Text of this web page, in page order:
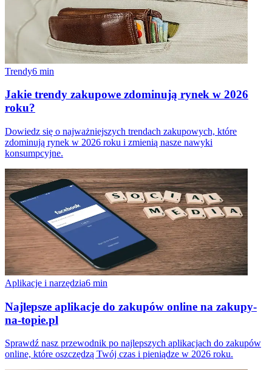
Trendy6 min
Jakie trendy zakupowe zdominują rynek w 2026
roku?
Dowiedz się o najważniejszych trendach zakupowych, które
zdominują rynek w 2026 roku i zmienią nasze nawyki
konsumpcyjne.
Aplikacje i narzędzia6 min
Najlepsze aplikacje do zakupów online na zakupy-
na-topie.pl
Sprawdź nasz przewodnik po najlepszych aplikacjach do zakupów
online, które oszczędzą Twój czas i pieniądze w 2026 roku.